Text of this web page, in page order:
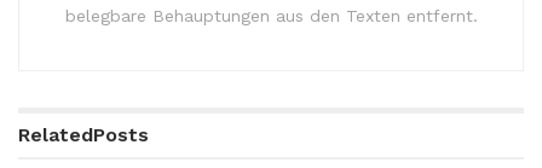
belegbare Behauptungen aus den Texten entfernt.
RelatedPosts